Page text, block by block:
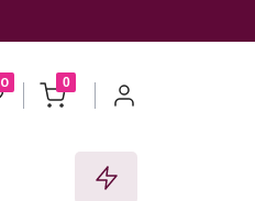
0 0